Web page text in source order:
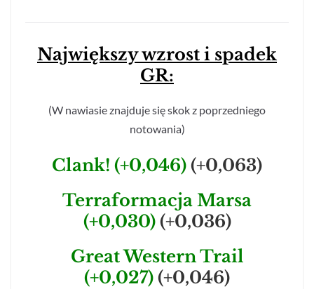
Największy wzrost i spadek
GR:
(W nawiasie znajduje się skok z poprzedniego
notowania)
Clank! (+0,046) (+0,063)
Terraformacja Marsa
(+0,030) (+0,036)
Great Western Trail
(+0,027) (+0,046)